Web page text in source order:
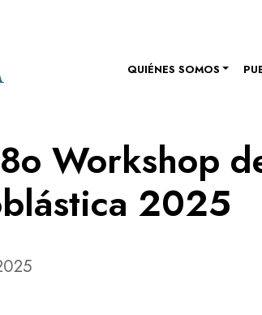
QUIÉNES SOMOS
Workshop
2025